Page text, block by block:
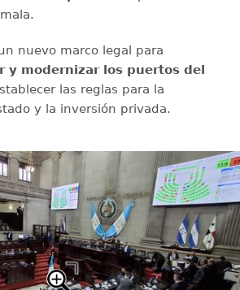
nuevo marco legal para
y modernizar los puertos del
las reglas para la
y la inversión privada.